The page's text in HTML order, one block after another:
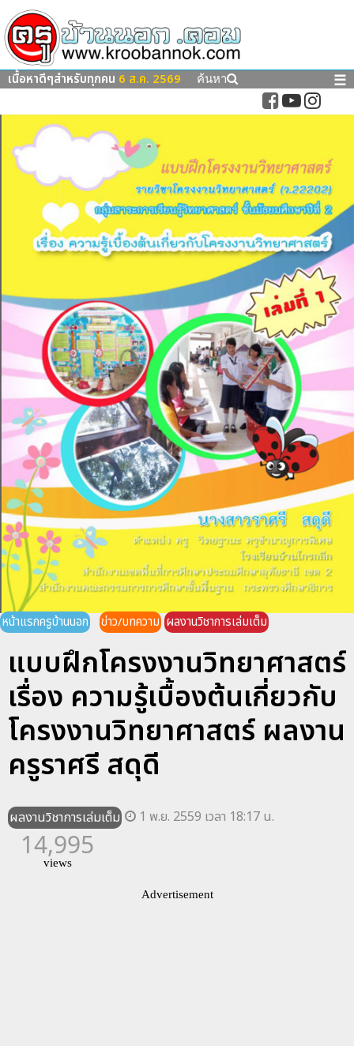
เนื้อหาดีๆสำหรับทุกคน 6 ส.ค. 2569 ค้นหา ☰
หน้าแรกครูบ้านนอก ข่าว/บทความ ผลงานวิชาการเล่มเต็ม
แบบฝึกโครงงานวิทยาศาสตร์
เรื่อง ความรู้เบื้องต้นเกี่ยวกับ
โครงงานวิทยาศาสตร์ ผลงาน
ครูราศรี สดุดี
ผลงานวิชาการเล่มเต็ม 1 พ.ย. 2559 เวลา 18:17 น.
14,995
views
Advertisement